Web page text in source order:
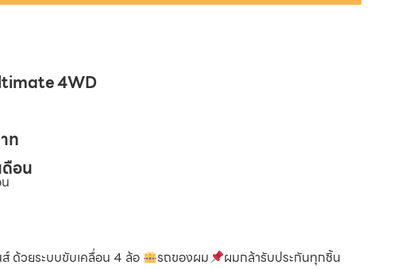
4WD
ท
อน
ด้วยระบบขับเคลื่อน 4 ล้อ
รถของผม
ผมกล้ารับประกันทุกชิ้น